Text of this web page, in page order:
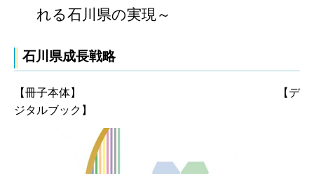
れる石川県の実現～
石川県成長戦略
【冊子本体】 【デ
ジタルブック】